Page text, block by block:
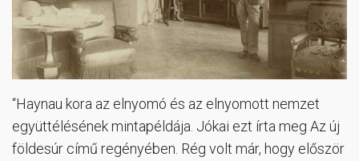
“Haynau kora az elnyomó és az elnyomott nemzet
együttélésének mintapéldája. Jókai ezt írta meg Az új
földesúr című regényében. Rég volt már, hogy először